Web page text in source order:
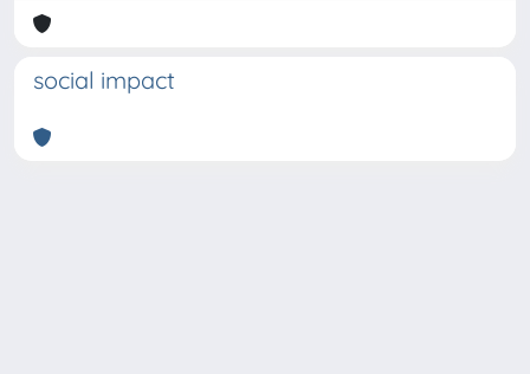
social impact